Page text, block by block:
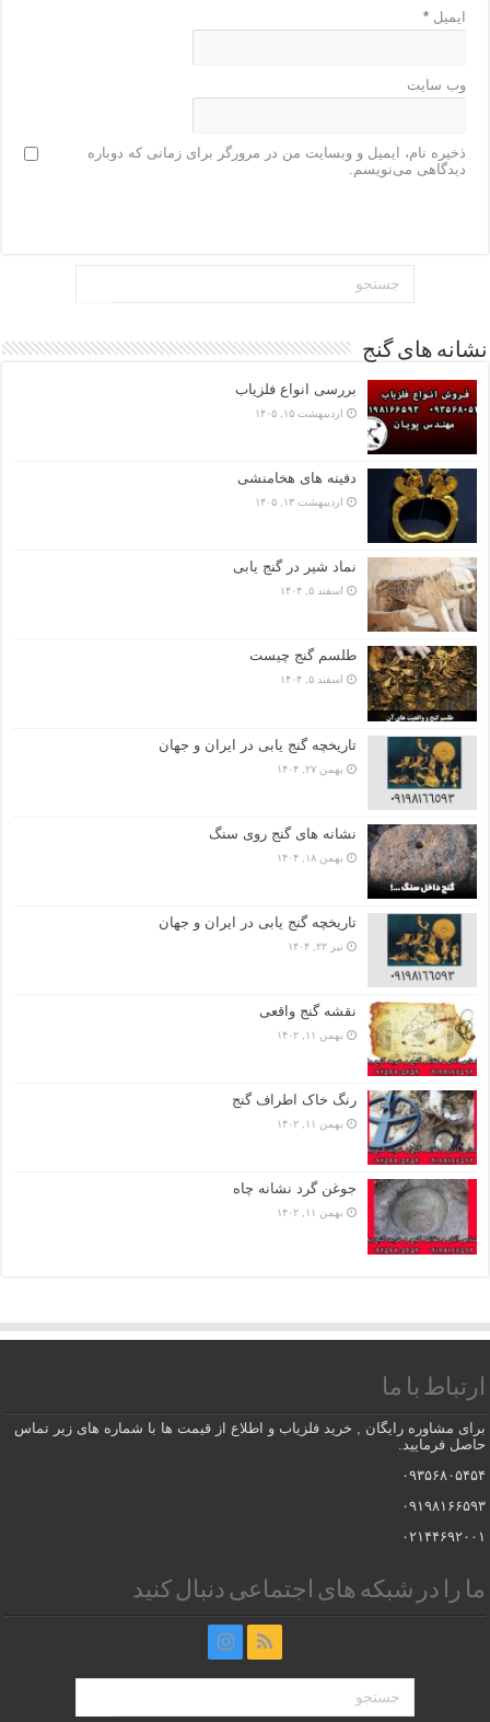
ایمیل*
وب‌ سایت
ذخیره نام، ایمیل و وبسایت من در مرورگر برای زمانی که دوباره
دیدگاهی می‌نویسم.
نشانه های گنج
بررسی انواع فلزیاب
اردیبهشت ۱۵, ۱۴۰۵
دفینه های هخامنشی
اردیبهشت ۱۳, ۱۴۰۵
نماد شیر در گنج یابی
اسفند ۵, ۱۴۰۴
طلسم گنج چیست
اسفند ۵, ۱۴۰۴
تاریخچه گنج‌ یابی در ایران و جهان
بهمن ۲۷, ۱۴۰۴
نشانه های گنج روی سنگ
بهمن ۱۸, ۱۴۰۴
تاریخچه گنج‌ یابی در ایران و جهان
تیر ۲۲, ۱۴۰۴
نقشه گنج واقعی
بهمن ۱۱, ۱۴۰۲
رنگ خاک اطراف گنج
بهمن ۱۱, ۱۴۰۲
جوغن گرد نشانه چاه
بهمن ۱۱, ۱۴۰۲
ارتباط با ما
برای مشاوره رایگان , خرید فلزیاب و اطلاع از قیمت ها با شماره های زیر تماس
حاصل فرمایید.
۰۹۳۵۶۸۰۵۴۵۴
۰۹۱۹۸۱۶۶۵۹۳
۰۲۱۴۴۶۹۲۰۰۱
ما را در شبکه های اجتماعی دنبال کنید